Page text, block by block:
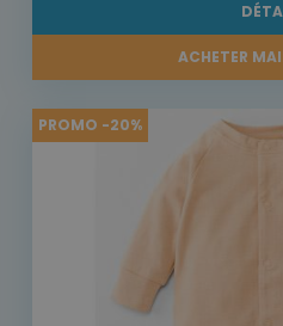
ACHETER
PROMO -20%